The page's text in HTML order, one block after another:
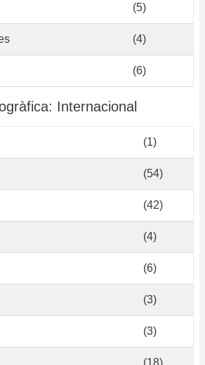
(5)
(4)
(6)
Internacional
(1)
(54)
(42)
(4)
(6)
(3)
(3)
(18)